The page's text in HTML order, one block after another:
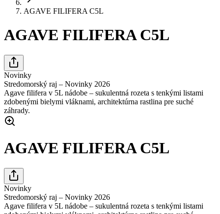
AGAVE FILIFERA C5L
AGAVE FILIFERA C5L
Novinky
Stredomorský raj – Novinky 2026
Agave filifera v 5L nádobe – sukulentná rozeta s tenkými listami
zdobenými bielymi vláknami, architektúrna rastlina pre suché
záhrady.
AGAVE FILIFERA C5L
Novinky
Stredomorský raj – Novinky 2026
Agave filifera v 5L nádobe – sukulentná rozeta s tenkými listami